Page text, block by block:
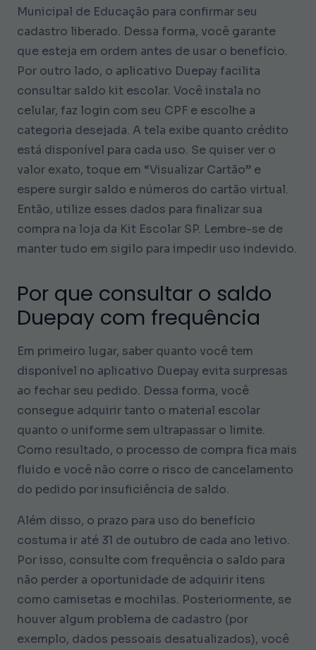
Municipal de Educação para confirmar seu
cadastro liberado. Dessa forma, você garante
que esteja em ordem antes de usar o benefício.
Por outro lado, o aplicativo Duepay facilita
consultar saldo kit escolar. Você instala no
celular, faz login com seu CPF e escolhe a
categoria desejada. A tela exibe quanto crédito
está disponível para cada uso. Se quiser ver o
valor exato, toque em “Visualizar Cartão” e
espere surgir saldo e números do cartão virtual.
Então, utilize esses dados para finalizar sua
compra na loja da Kit Escolar SP. Lembre-se de
manter tudo em sigilo para impedir uso indevido.
Por que consultar o saldo
Duepay com frequência
Em primeiro lugar, saber quanto você tem
disponível no aplicativo Duepay evita surpresas
ao fechar seu pedido. Dessa forma, você
consegue adquirir tanto o material escolar
quanto o uniforme sem ultrapassar o limite.
Como resultado, o processo de compra fica mais
fluido e você não corre o risco de cancelamento
do pedido por insuficiência de saldo.
Além disso, o prazo para uso do benefício
costuma ir até 31 de outubro de cada ano letivo.
Por isso, consulte com frequência o saldo para
não perder a oportunidade de adquirir itens
como camisetas e mochilas. Posteriormente, se
houver algum problema de cadastro (por
exemplo, dados pessoais desatualizados), você